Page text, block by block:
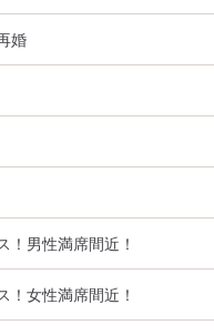
婚
！男性満席間近！
！女性満席間近！